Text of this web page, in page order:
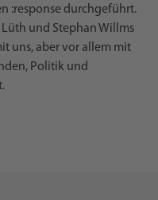
:response durchgeführt.
Lüth und Stephan Willms
uns, aber vor allem mit
Politik und